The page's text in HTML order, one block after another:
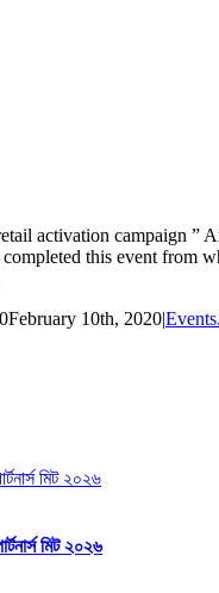
activation campaign
this event from
February 10th, 2020|Events.
মিট ২০২৬
মিট ২০২৬